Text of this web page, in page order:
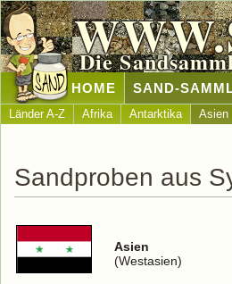
Die
HOME SAND-
Länder A-Z Afrika Antarktika Asien
Sandproben aus
Asien
(Westasien)